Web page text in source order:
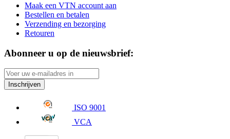
Maak een VTN account aan
Bestellen en betalen
Verzending en bezorging
Retouren
Abonneer u op de nieuwsbrief:
Inschrijven
ISO 9001
VCA